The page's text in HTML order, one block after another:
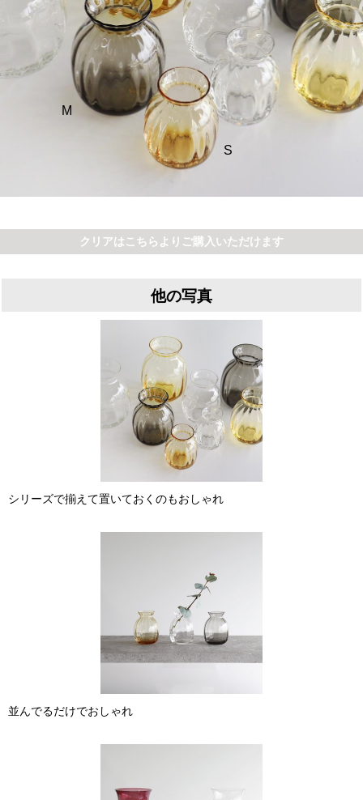
M
S
クリアはこちらよりご購入いただけます
他の写真
シリーズで揃えて置いておくのもおしゃれ
並んでるだけでおしゃれ